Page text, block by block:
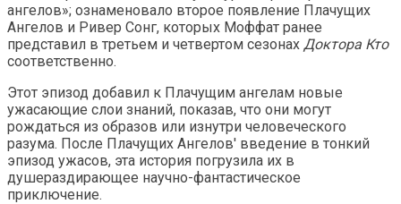
ангелов»; ознаменовало второе появление Плачущих
Ангелов и Ривер Сонг, которых Моффат ранее
представил в третьем и четвертом сезонах Доктора Кто
соответственно.
Этот эпизод добавил к Плачущим ангелам новые
ужасающие слои знаний, показав, что они могут
рождаться из образов или изнутри человеческого
разума. После Плачущих Ангелов' введение в тонкий
эпизод ужасов, эта история погрузила их в
душераздирающее научно-фантастическое
приключение.